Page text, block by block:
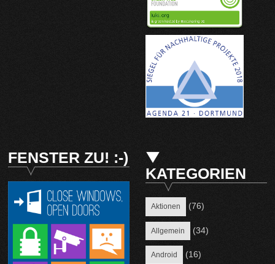
FENSTER ZU! :-)
KATEGORIEN
Aktionen (76)
Allgemein (34)
Android (16)